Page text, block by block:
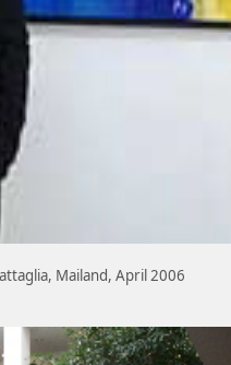
Mailand, April 2006